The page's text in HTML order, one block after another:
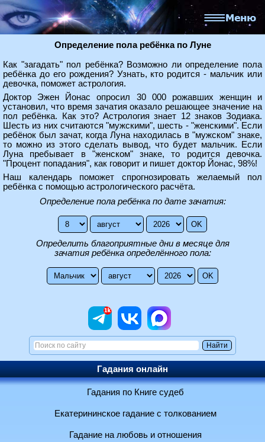
Определение пола ребёнка по Луне
Как "загадать" пол ребёнка? Возможно ли определение пола
ребёнка до его рождения? Узнать, кто родится - мальчик или
девочка, поможет астрология.
Доктор Эжен Йонас опросил 30 000 рожавших женщин и
установил, что время зачатия оказало решающее значение на
пол ребёнка. Как это? Астрология знает 12 знаков Зодиака.
Шесть из них считаются "мужскими", шесть - "женскими". Если
ребёнок был зачат, когда Луна находилась в "мужском" знаке,
то можно из этого сделать вывод, что будет мальчик. Если
Луна пребывает в "женском" знаке, то родится девочка.
"Процент попадания", как говорит и пишет доктор Йонас, 98%!
Наш календарь поможет спрогнозировать желаемый пол
ребёнка с помощью астрологического расчёта.
Определение пола ребёнка по дате зачатия:
Определить благоприятные дни в месяце для
зачатия ребёнка определённого пола:
Гадания онлайн
Гадания по Книге судеб
Екатерининское гадание с толкованием
Гадание на любовь и отношения